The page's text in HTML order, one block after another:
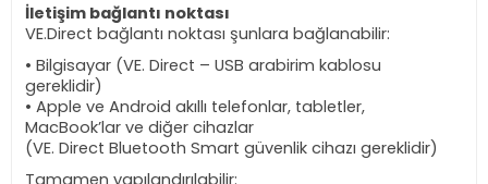
İletişim bağlantı noktası
VE.Direct bağlantı noktası şunlara bağlanabilir:
• Bilgisayar (VE. Direct – USB arabirim kablosu
gereklidir)
• Apple ve Android akıllı telefonlar, tabletler,
MacBook’lar ve diğer cihazlar
(VE. Direct Bluetooth Smart güvenlik cihazı gereklidir)
Tamamen yapılandırılabilir: